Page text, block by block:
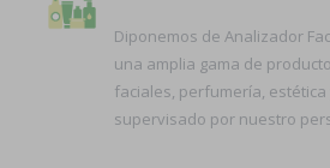
Diponemos de Analizador
una amplia gama de
faciales, perfumería,
supervisado por nuestro